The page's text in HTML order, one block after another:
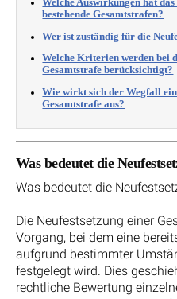
Welche Auswirkungen hat
bestehende Gesamtstrafen?
Wer ist zuständig für die
Welche Kriterien werden bei
Gesamtstrafe berücksichtigt?
Wie wirkt sich der Wegfall
Gesamtstrafe aus?
Was bedeutet die
Was bedeutet die
Die Neufestsetzung einer
Vorgang, bei dem eine
aufgrund bestimmter
festgelegt wird. Dies
rechtliche Bewertung